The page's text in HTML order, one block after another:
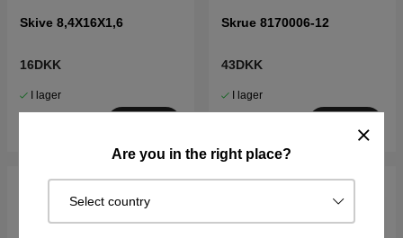
Are you in the right place?
Select country
Skive 8,4X16X1,6
16DKK
I lager
Skrue 8170006-12
43DKK
I lager